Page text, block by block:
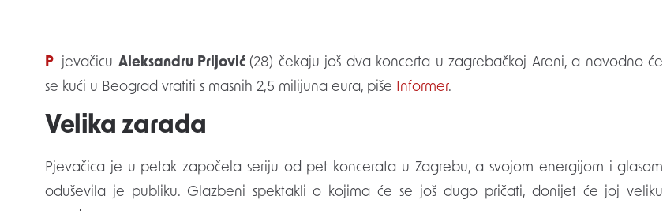
Pjevačicu Aleksandru Prijović (28) čekaju još dva koncerta u zagrebačkoj Areni, a navodno će
se kući u Beograd vratiti s masnih 2,5 milijuna eura, piše
Informer.
Velika zarada
Pjevačica je u petak započela seriju od pet koncerata u Zagrebu, a svojom energijom i glasom
oduševila je publiku. Glazbeni spektakli o kojima će se još dugo pričati, donijet će joj veliku